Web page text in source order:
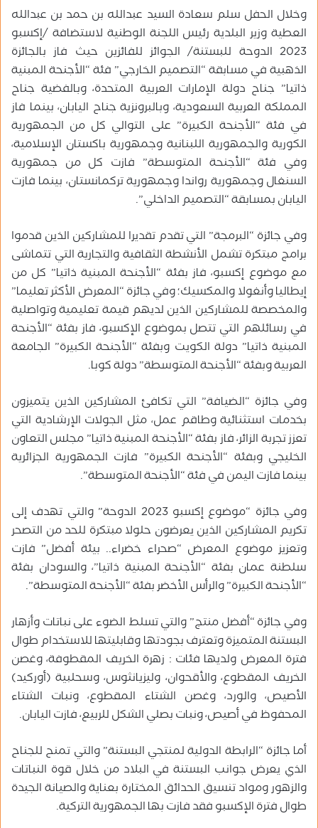
وخلال الحفل سلم سعادة السيد عبدالله بن حمد بن عبدالله
العطية وزير البلدية رئيس اللجنة الوطنية لاستضافة /إكسبو
2023 الدوحة للبستنة/ الجوائز للفائزين حيث فاز بالجائزة
الذهبية في مسابقة “التصميم الخارجي” فئة “الأجنحة المبنية
ذاتيا” جناح دولة الإمارات العربية المتحدة، وبالفضية جناح
المملكة العربية السعودية، وبالبرونزية جناح اليابان، بينما فاز
في فئة “الأجنحة الكبيرة” على التوالي كل من الجمهورية
الكورية والجمهورية اللبنانية وجمهورية باكستان الإسلامية،
وفي فئة “الأجنحة المتوسطة” فازت كل من جمهورية
السنغال وجمهورية رواندا وجمهورية تركمانستان، بينما فازت
اليابان بمسابقة “التصميم الداخلي”.
وفي جائزة “البرمجة” التي تقدم تقديرا للمشاركين الذين قدموا
برامج مبتكرة تشمل الأنشطة الثقافية والتجارية التي تتماشى
مع موضوع إكسبو، فاز بفئة “الأجنحة المبنية ذاتيا” كل من
إيطاليا وأنغولا والمكسيك؛ وفي جائزة “المعرض الأكثر تعليما”
والمخصصة للمشاركين الذين لديهم قيمة تعليمية وتواصلية
في رسائلهم التي تتصل بموضوع الإكسبو، فاز بفئة “الأجنحة
المبنية ذاتيا” دولة الكويت وبفئة “الأجنحة الكبيرة” الجامعة
العربية وبفئة “الأجنحة المتوسطة” دولة كوبا.
وفي جائزة “الضيافة” التي تكافئ المشاركين الذين يتميزون
بخدمات استثنائية وطاقم عمل، مثل الجولات الإرشادية التي
تعزز تجربة الزائر، فاز بفئة “الأجنحة المبنية ذاتيا” مجلس التعاون
الخليجي وبفئة “الأجنحة الكبيرة” فازت الجمهورية الجزائرية
بينما فازت اليمن في فئة “الأجنحة المتوسطة”.
وفي جائزة “موضوع إكسبو 2023 الدوحة” والتي تهدف إلى
تكريم المشاركين الذين يعرضون حلولا مبتكرة للحد من التصحر
وتعزيز موضوع المعرض “صحراء خضراء.. بيئة أفضل” فازت
سلطنة عمان بفئة “الأجنحة المبنية ذاتيا”، والسودان بفئة
“الأجنحة الكبيرة” والرأس الأخضر بفئة “الأجنحة المتوسطة”.
وفي جائزة “أفضل منتج” والتي تسلط الضوء على نباتات وأزهار
البستنة المتميزة وتعترف بجودتها وقابليتها للاستخدام طوال
فترة المعرض ولديها فئات : زهرة الخريف المقطوفة، وغصن
الخريف المقطوع، والأقحوان، وليزيانثوس، وسحلبية (أوركيد)
الأصيص، والورد، وغصن الشتاء المقطوع، ونبات الشتاء
المحفوظ في أصيص، ونبات بصلي الشكل للربيع، فازت اليابان.
أما جائزة “الرابطة الدولية لمنتجي البستنة” والتي تمنح للجناح
الذي يعرض جوانب البستنة في البلاد من خلال قوة النباتات
والزهور ومواد تنسيق الحدائق المختارة بعناية والصيانة الجيدة
طوال فترة الإكسبو فقد فازت بها الجمهورية التركية.